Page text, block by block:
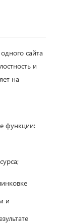
сайта
и
на
функции:
и